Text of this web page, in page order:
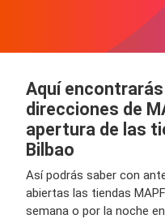
Aquí
direcciones de
apertura de las
Bilbao
Así podrás saber con
abiertas las tiendas
semana o por la noche